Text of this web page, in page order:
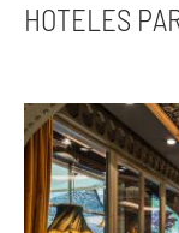
HOTELES